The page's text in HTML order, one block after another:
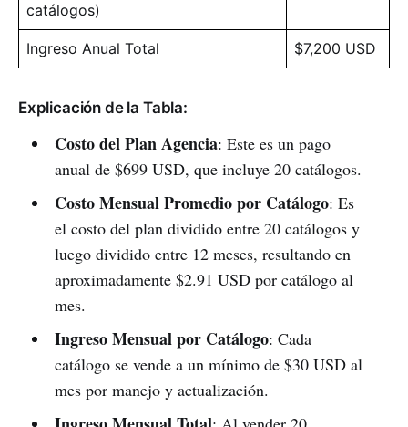
catálogos)
Ingreso Anual Total $7,200 USD
Explicación de la Tabla:
Costo del Plan Agencia: Este es un pago
anual de $699 USD, que incluye 20 catálogos.
Costo Mensual Promedio por Catálogo: Es
el costo del plan dividido entre 20 catálogos y
luego dividido entre 12 meses, resultando en
aproximadamente $2.91 USD por catálogo al
mes.
Ingreso Mensual por Catálogo: Cada
catálogo se vende a un mínimo de $30 USD al
mes por manejo y actualización.